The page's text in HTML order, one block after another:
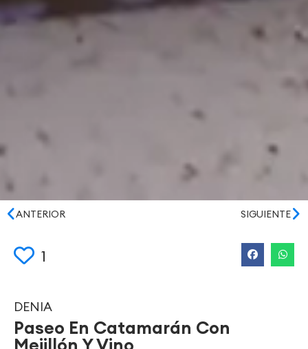
ANTERIOR SIGUIENTE
1
DENIA
Paseo En Catamarán Con
Mejillón Y Vino